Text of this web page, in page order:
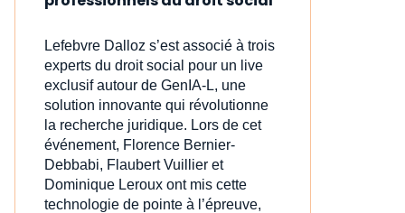
Lefebvre Dalloz s’est associé à trois
experts du droit social pour un live
exclusif autour de GenIA‑L, une
solution innovante qui révolutionne
la recherche juridique. Lors de cet
événement, Florence Bernier-
Debbabi, Flaubert Vuillier et
Dominique Leroux ont mis cette
technologie de pointe à l’épreuve,